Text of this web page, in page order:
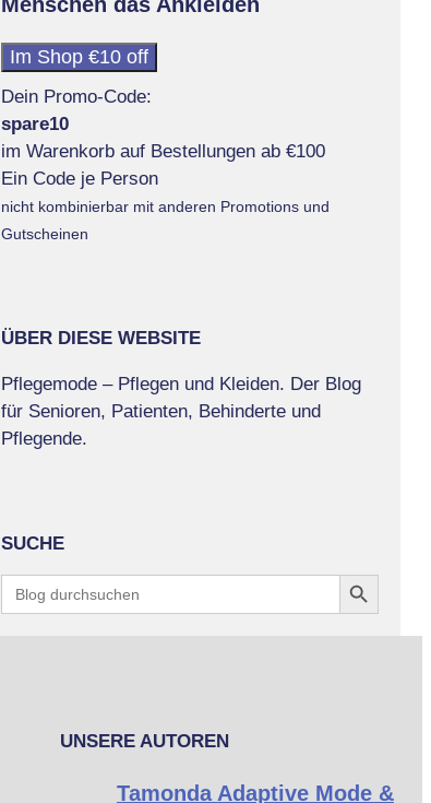
Im Shop €10 off
Dein Promo-Code:
spare10
im Warenkorb auf Bestellungen ab €100
Ein Code je Person
nicht kombinierbar mit anderen Promotions und
Gutscheinen
ÜBER DIESE WEBSITE
Pflegemode – Pflegen und Kleiden. Der Blog
für Senioren, Patienten, Behinderte und
Pflegende.
SUCHE
Search
for:
Search Button
UNSERE AUTOREN
Tamonda Adaptive Mode &